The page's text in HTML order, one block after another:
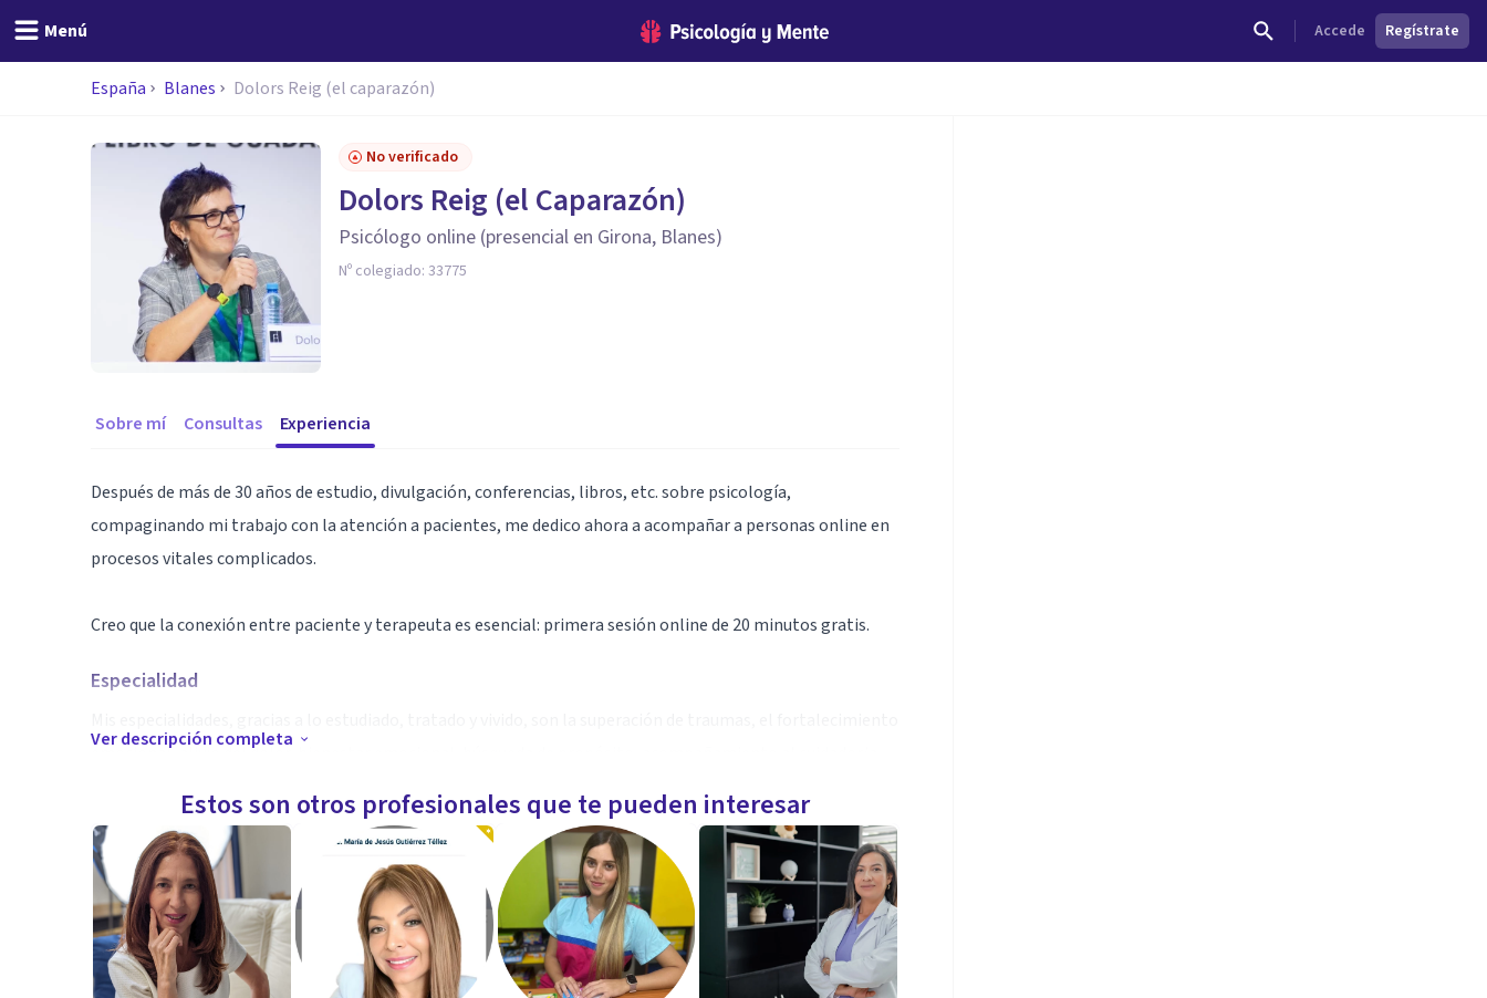
Menú Accede Regístrate
España Blanes Dolors Reig (el caparazón)
No verificado
Dolors Reig (el Caparazón)
Psicólogo online (presencial en Girona, Blanes)
Nº colegiado: 33775
Sobre mí Consultas Experiencia
Después de más de 30 años de estudio, divulgación, conferencias, libros, etc. sobre psicología,
compaginando mi trabajo con la atención a pacientes, me dedico ahora a acompañar a personas online en
procesos vitales complicados.
Creo que la conexión entre paciente y terapeuta es esencial: primera sesión online de 20 minutos gratis.
Especialidad
emocional, alivio del dolor, bienestar emocional, búsqueda de propósito, acompañamiento al cuidador/a,
Trabajo desde un punto de vista ecléctico - integrativo, desde un marco humanista pero aplicando desde
ejercicios gestálticos basados en la metáfora hasta psicología basada en la evidencia, tercera generación,
etc. caso de ser necesario. EMDR, psicodrama, constelaciones, recursos cognitivos, mi objetivo es el
bienestar y si considero que cualquiera de estas técnicas puede aumentarlo, trabajo con ellas.
Ver descripción completa
Estos son otros profesionales que te pueden interesar